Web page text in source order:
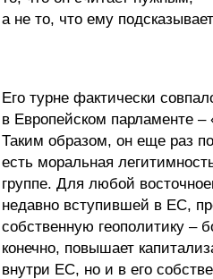
а не то, что ему
Его турне фактически
в Европейском парламенте
Таким образом, он еще раз
есть моральная
группе. Для любой
недавно вступившей в ЕС,
собственную геополитику –
конечно, повышает
внутри ЕС, но и в его